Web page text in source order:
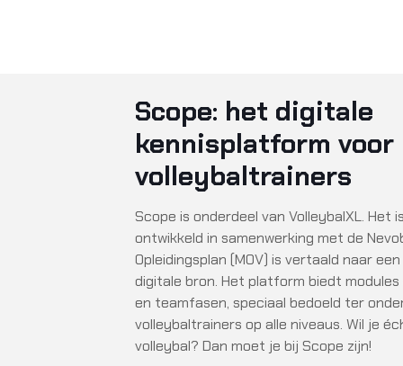
Scope: het digitale
kennisplatform voor
volleybaltrainers
Scope is onderdeel van VolleybalXL. Het
ontwikkeld in samenwerking met de
Opleidingsplan (MOV) is vertaald naar
digitale bron. Het platform biedt
en teamfasen, speciaal bedoeld ter
volleybaltrainers op alle niveaus. Wil je
volleybal? Dan moet je bij Scope zijn!